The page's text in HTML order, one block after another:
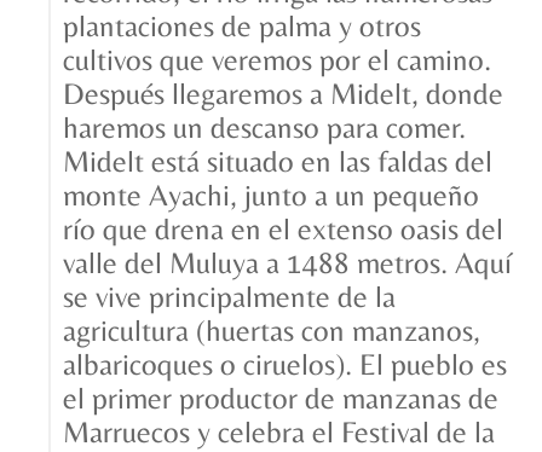
plantaciones de palma y otros
cultivos que veremos por el camino.
Después llegaremos a Midelt, donde
haremos un descanso para comer.
Midelt está situado en las faldas del
monte Ayachi, junto a un pequeño
río que drena en el extenso oasis del
valle del Muluya a 1488 metros. Aquí
se vive principalmente de la
agricultura (huertas con manzanos,
albaricoques o ciruelos). El pueblo es
el primer productor de manzanas de
Marruecos y celebra el Festival de la